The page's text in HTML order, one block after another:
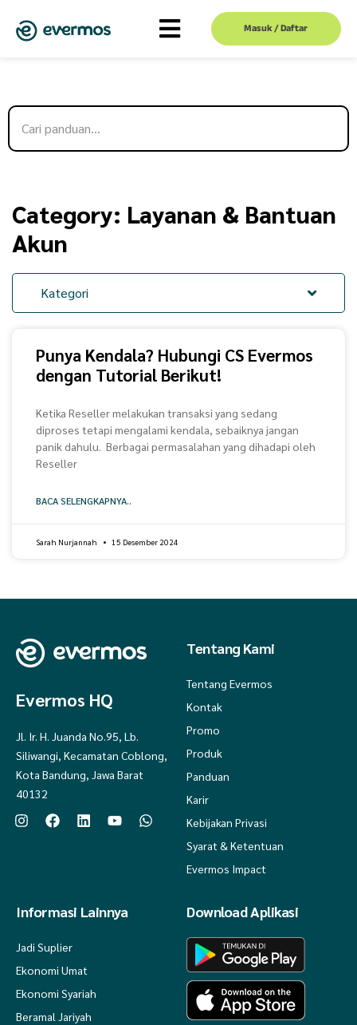
Masuk / Daftar
Category: Layanan & Bantuan
Akun
Kategori
Punya Kendala? Hubungi CS Evermos
dengan Tutorial Berikut!
Ketika Reseller melakukan transaksi yang sedang
diproses tetapi mengalami kendala, sebaiknya jangan
panik dahulu. Berbagai permasalahan yang dihadapi oleh
Reseller
BACA SELENGKAPNYA..
Sarah Nurjannah 15 Desember 2024
Evermos HQ
Jl. Ir. H. Juanda No.95, Lb.
Siliwangi, Kecamatan Coblong,
Kota Bandung, Jawa Barat
40132
Tentang Kami
Tentang Evermos
Kontak
Promo
Produk
Panduan
Karir
Kebijakan Privasi
Syarat & Ketentuan
Evermos Impact
Informasi Lainnya
Jadi Suplier
Ekonomi Umat
Ekonomi Syariah
Beramal Jariyah
Download Aplikasi